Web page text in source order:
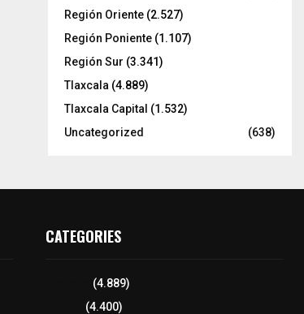
Región Oriente (2.527)
Región Poniente (1.107)
Región Sur (3.341)
Tlaxcala (4.889)
Tlaxcala Capital (1.532)
Uncategorized
(638)
CATEGORIES
(4.889)
(4.400)